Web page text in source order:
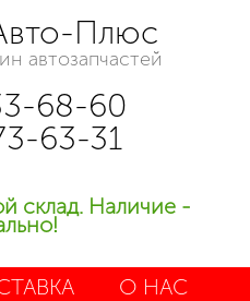
Плюс
автозапчастей
68-60
63-31
склад. Наличие -
О НАС